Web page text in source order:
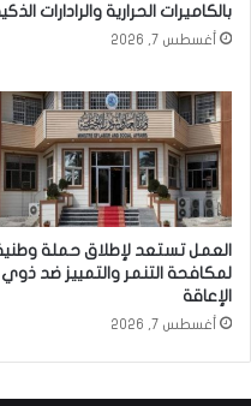
بالكاميرات الحرارية والرادارات
أغسطس 7, 2026
العمل تستعد لإطلاق حملة
لمكافحة التنمر والتمييز ضد ذوي
الإعاقة
أغسطس 7, 2026